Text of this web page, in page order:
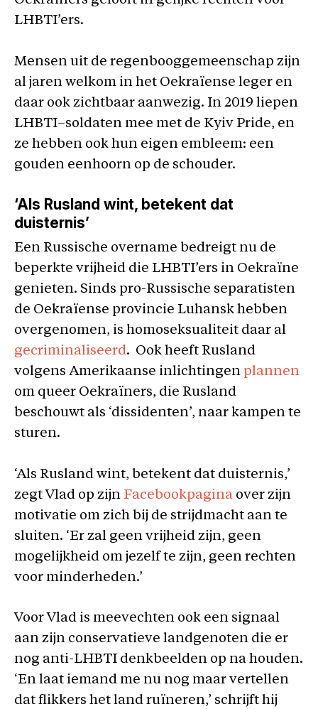
LHBTI’ers.
Mensen uit de regenbooggemeenschap zijn
al jaren welkom in het Oekraïense leger en
daar ook zichtbaar aanwezig. In 2019 liepen
LHBTI–soldaten mee met de Kyiv Pride, en
ze hebben ook hun eigen embleem: een
gouden eenhoorn op de schouder.
‘Als Rusland wint, betekent dat
duisternis’
Een Russische overname bedreigt nu de
beperkte vrijheid die LHBTI’ers in Oekraïne
genieten. Sinds pro-Russische separatisten
de Oekraïense provincie Luhansk hebben
overgenomen, is homoseksualiteit daar al
gecriminaliseerd. Ook heeft Rusland
volgens Amerikaanse inlichtingen plannen
om queer Oekraïners, die Rusland
beschouwt als ‘dissidenten’, naar kampen te
sturen.
‘Als Rusland wint, betekent dat duisternis,’
zegt Vlad op zijn Facebookpagina over zijn
motivatie om zich bij de strijdmacht aan te
sluiten. ‘Er zal geen vrijheid zijn, geen
mogelijkheid om jezelf te zijn, geen rechten
voor minderheden.’
Voor Vlad is meevechten ook een signaal
aan zijn conservatieve landgenoten die er
nog anti-LHBTI denkbeelden op na houden.
‘En laat iemand me nu nog maar vertellen
dat flikkers het land ruïneren,’ schrijft hij